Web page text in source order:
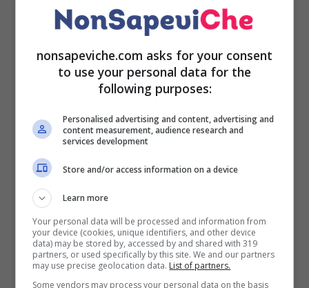
Come molti di voi già sapranno la piperina è in
grado di stimolare in maniera efficace la perdita di
peso. Come prima cosa va detto che essa non è
altro che un alcaloide contenuto nel pepe nero
. Si
tratta di una sostanza aromatica che non presenta
colore. Oltre a ciò, presenta un retrogusto piccante.
Già a partire dal 1820, erano stati analizzati gli
quelli che favoriscono un
Questo si ripercuote inevitabilmente sul
dimagrimentofavorito tra l’altro dall’ossidazione
dei grassi.
nonsapeviche.com asks for your consent
to use your personal data for the
following purposes:
Personalised advertising and content, advertising and
content measurement, audience research and
services development
Store and/or access information on a device
Learn more
Your personal data will be processed and information from
your device (cookies, unique identifiers, and other device
data) may be stored by, accessed by and shared with 319
partners, or used specifically by this site. We and our partners
may use precise geolocation data. List of partners.
Some vendors may process your personal data on the basis